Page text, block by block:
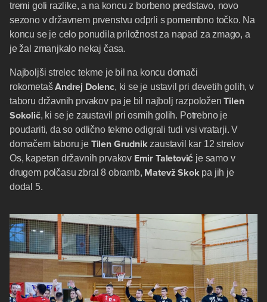
tremi goli razlike, a na koncu z borbeno predstavo, novo
sezono v državnem prvenstvu odprli s pomembno točko. Na
koncu se je celo ponudila priložnost za napad za zmago, a
je žal zmanjkalo nekaj časa.
Najboljši strelec tekme je bil na koncu domači
rokometašAndrej Dolenc, ki se je ustavil pri devetih golih, v
taboru državnih prvakov pa je bil najbolj razpoloženTilen
Sokolič, ki se je zaustavil pri osmih golih. Potrebno je
poudariti, da so odlično tekmo odigrali tudi vsi vratarji. V
domačem taboru je Tilen Grudnikzaustavil kar 12 strelov
Os, kapetan državnih prvakov Emir Taletović je samo v
drugem polčasu zbral 8 obramb, Matevž Skok pa jih je
dodal 5.